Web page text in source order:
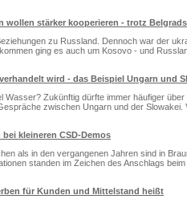
wollen stärker kooperieren - trotz
zu Russland. Dennoch war der
ging es auch um Kosovo - und
wird - das Beispiel Ungarn und
Wasser? Zukünftig dürfte immer häufiger
zwischen Ungarn und der Slowakei.
kleineren CSD-Demos
als in den vergangenen Jahren sind in
standen im Zeichen des Anschlags beim
für Kunden und Mittelstand heißt